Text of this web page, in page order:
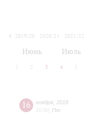
2019/20
2020/21 2021/22
Июнь Июль
2 3 4 5
16 ноября 2018
20:00 Пт